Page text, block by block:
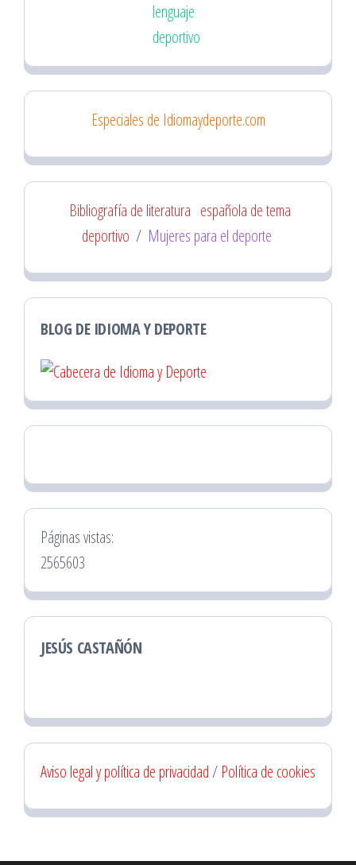
lenguaje
deportivo
Especiales de Idiomaydeporte.com
Bibliografía de literatura española de tema
deportivo / Mujeres para el deporte
BLOG DE IDIOMA Y DEPORTE
Páginas vistas:
2565603
JESÚS CASTAÑÓN
Aviso legal y política de privacidad/ Política de cookies